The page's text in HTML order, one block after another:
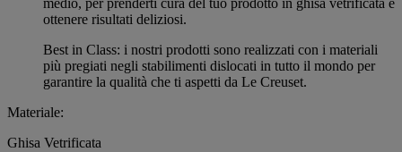
medio, per prenderti cura del tuo prodotto in ghisa vetrificata e
ottenere risultati deliziosi.
Best in Class: i nostri prodotti sono realizzati con i materiali
più pregiati negli stabilimenti dislocati in tutto il mondo per
garantire la qualità che ti aspetti da Le Creuset.
Materiale:
Ghisa Vetrificata